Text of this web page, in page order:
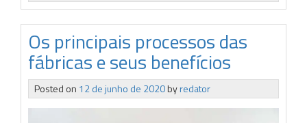
Os principais processos das
fábricas e seus benefícios
Posted on 12 de junho de 2020byredator